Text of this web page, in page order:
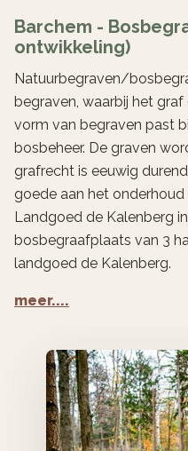
Barchem -
ontwikkeling)
Natuurbegraven/
begraven, waarbij het
vorm van begraven past
bosbeheer. De graven
grafrecht is eeuwig
goede aan het
Landgoed de Kalenberg
bosbegraafplaats van 3
landgoed de Kalenberg.
meer....